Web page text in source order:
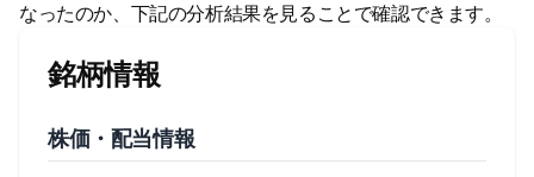
なったのか、下記の分析結果を見ることで確認できます。
銘柄情報
株価・配当情報